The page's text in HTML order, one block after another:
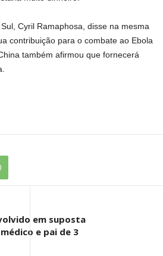
Cyril Ramaphosa, disse na mesma
contribuição para o combate ao Ebola
também afirmou que fornecerá
em suposta
e pai de 3